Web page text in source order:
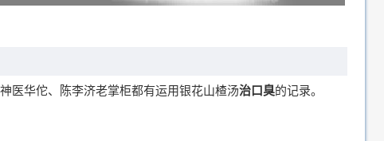
医华佗、陈李济老掌柜都有运用银花山楂汤治口臭的记录。